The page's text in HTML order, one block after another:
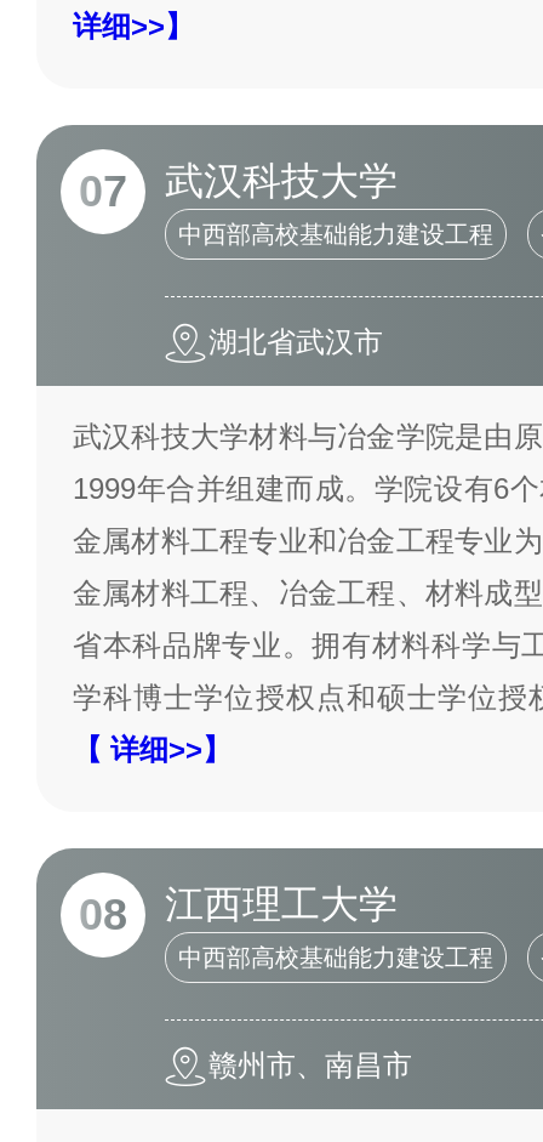
详细>>】
07 武汉科技大学
中西部高校基础能力建设工程
湖北省武汉市
武汉科技大学材料与冶金学院是由
1999年合并组建而成。学院设有6
金属材料工程专业和冶金工程专业
金属材料工程、冶金工程、材料成
省本科品牌专业。拥有材料科学与
学科博士学位授权点和硕士学位授
【 详细>>】
08 江西理工大学
中西部高校基础能力建设工程
赣州市、南昌市